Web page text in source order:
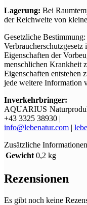
Lagerung: Bei
der Reichweite von
Gesetzliche
Eigenschaften der
menschlichen Krankheit
Eigenschaften entstehen
jede weitere Information
Inverkehrbringer:
AQUARIUS
+43 3325 38930 |
info@lebenatur.com |
Zusätzliche Informationen
Gewicht 0,2 kg
Rezensionen
Es gibt noch keine